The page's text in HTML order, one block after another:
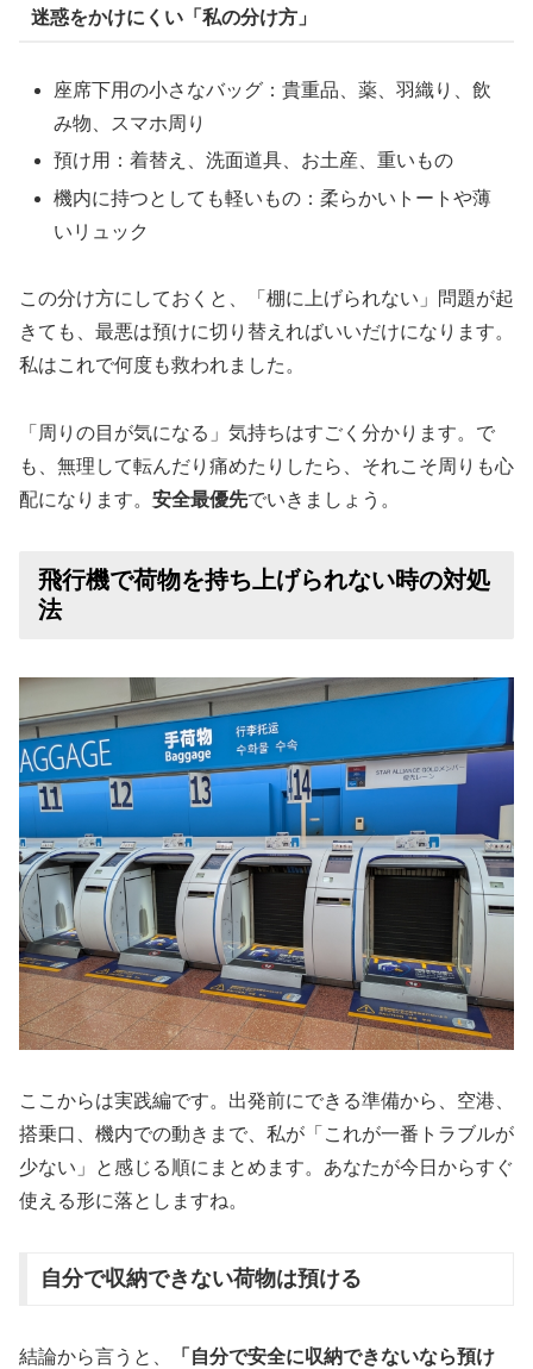
迷惑をかけにくい「私の分け方」
座席下用の小さなバッグ：貴重品、薬、羽織り、飲
み物、スマホ周り
預け用：着替え、洗面道具、お土産、重いもの
機内に持つとしても軽いもの：柔らかいトートや薄
いリュック
この分け方にしておくと、「棚に上げられない」問題が起
きても、最悪は預けに切り替えればいいだけになります。
私はこれで何度も救われました。
「周りの目が気になる」気持ちはすごく分かります。で
も、無理して転んだり痛めたりしたら、それこそ周りも心
配になります。 安全最優先でいきましょう。
飛行機で荷物を持ち上げられない時の対処
法
ここからは実践編です。出発前にできる準備から、空港、
搭乗口、機内での動きまで、私が「これが一番トラブルが
少ない」と感じる順にまとめます。あなたが今日からすぐ
使える形に落としますね。
自分で収納できない荷物は預ける
結論から言うと、
「自分で安全に収納できないなら預け